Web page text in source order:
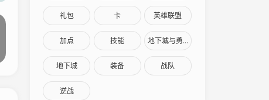
礼包 卡 英雄联盟
加点 技能 地下城与勇士
地下城 装备 战队
逆战